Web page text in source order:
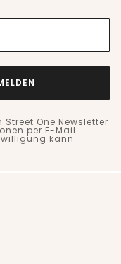
One Newsletter
per E-Mail
kann